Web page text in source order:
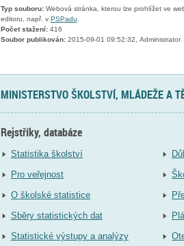
Typ souboru:Webová stránka, kterou lze prohlížet ve
editoru, např. v PSPadu.
Počet stažení:416
Soubor publikován:2015-09-01 09:52:32, Administrator
MINISTERSTVO ŠKOLSTVÍ, MLÁDEŽE A
Rejstříky, databáze
Statistika školství
Pro veřejnost
O školské statistice
Sběry statistických dat
Statistické výstupy a analýzy